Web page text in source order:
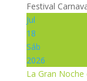
Festival
Jul
18
Sáb
2026
La Gran